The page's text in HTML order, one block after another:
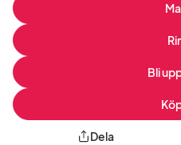
Bli
Dela